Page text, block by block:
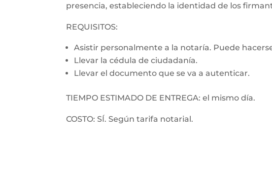
presencia, estableciendo la identidad de los
REQUISITOS:
Asistir personalmente a la notaría. Puede
Llevar la cédula de ciudadanía.
Llevar el documento que se va a autenticar.
TIEMPO ESTIMADO DE ENTREGA: el mismo día.
COSTO: SÍ. Según tarifa notarial.